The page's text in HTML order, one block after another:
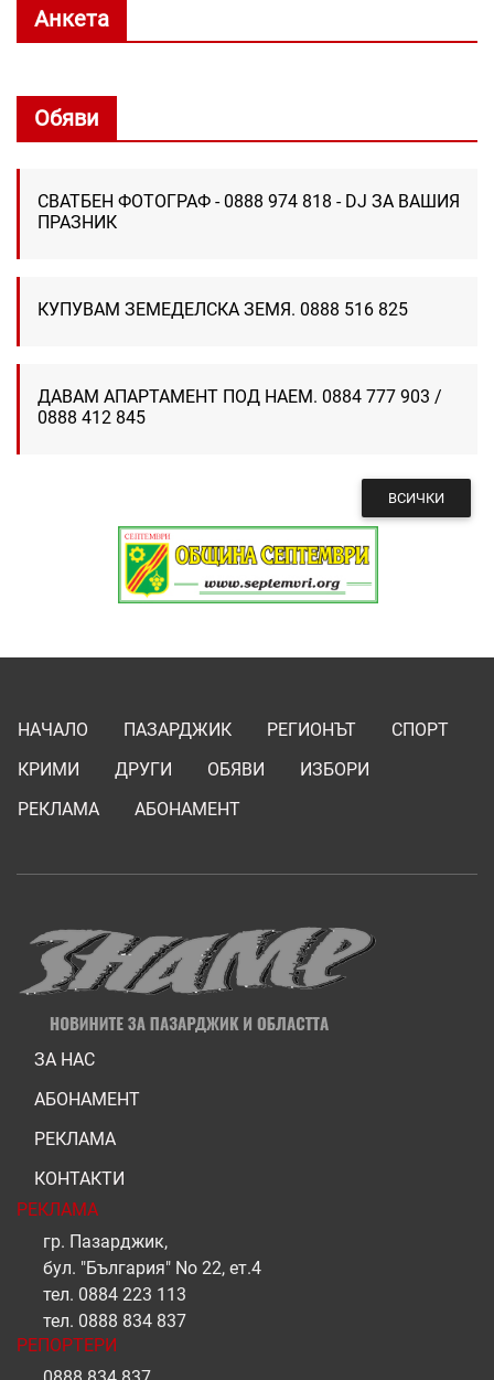
Анкета
Обяви
СВАТБЕН ФОТОГРАФ - 0888 974 818 - DJ ЗА ВАШИЯ
ПРАЗНИК
КУПУВАМ ЗЕМЕДЕЛСКА ЗЕМЯ. 0888 516 825
ДАВАМ АПАРТАМЕНТ ПОД НАЕМ. 0884 777 903 /
0888 412 845
ВСИЧКИ
НАЧАЛО ПАЗАРДЖИК РЕГИОНЪТ
СПОРТ
КРИМИ
ДРУГИ ОБЯВИ
ИЗБОРИ
РЕКЛАМА
АБОНАМЕНТ
ЗА НАС
АБОНАМЕНТ
РЕКЛАМА
КОНТАКТИ
РЕКЛАМА
гр. Пазарджик,
бул. "България" No 22, ет.4
тел. 0884 223 113
тел. 0888 834 837
РЕПОРТЕРИ